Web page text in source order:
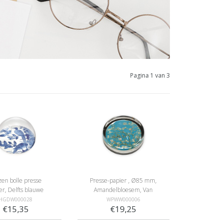
Pagina 1 van 3
bolle presse
Delfts blauwe
Rijksmuseum
€15,35
Presse-papier , Ø85 mm,
Amandelbloesem, Van
Gogh
WPWW000006
€19,25